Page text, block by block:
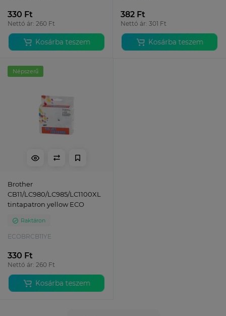
330 Ft
Nettó ár: 260 Ft
Kosárba teszem
382 Ft
Nettó ár: 301 Ft
Kosárba teszem
Népszerű
Brother
CB11/LC980/LC985/LC1100XL
tintapatron yellow ECO
Raktáron
ECOBRCB11YE
330 Ft
Nettó ár: 260 Ft
Kosárba teszem